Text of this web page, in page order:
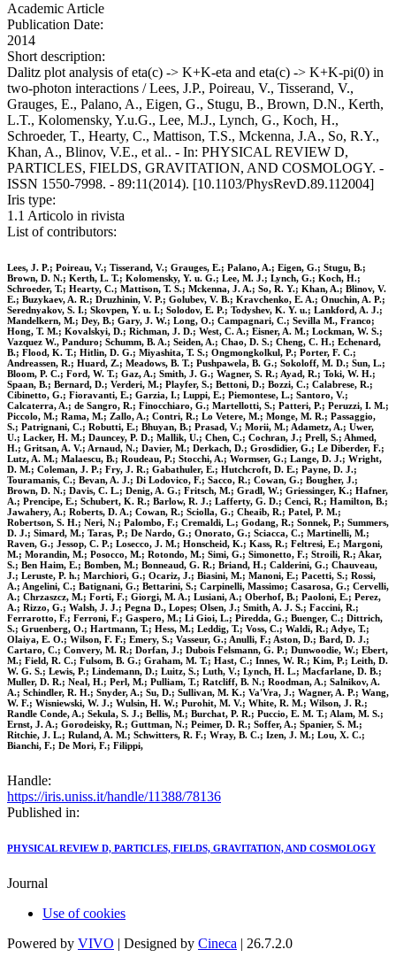
Academic Article
Publication Date:
2014
Short description:
Dalitz plot analysis of eta(c) -> K+K-eta and eta(c) -> K+K-pi(0) in
two-photon interactions / Lees, J.P., Poireau, V., Tisserand, V.,
Grauges, E., Palano, A., Eigen, G., Stugu, B., Brown, D.N., Kerth,
L.T., Kolomensky, Y.u.G., Lee, M.J., Lynch, G., Koch, H.,
Schroeder, T., Hearty, C., Mattison, T.S., Mckenna, J.A., So, R.Y.,
Khan, A., Blinov, V.E., et al.. - In: PHYSICAL REVIEW D,
PARTICLES, FIELDS, GRAVITATION, AND COSMOLOGY. -
ISSN 1550-7998. - 89:11(2014). [10.1103/PhysRevD.89.112004]
Iris type:
1.1 Articolo in rivista
List of contributors:
Lees, J. P.; Poireau, V.; Tisserand, V.; Grauges, E.; Palano, A.; Eigen, G.; Stugu, B.;
Brown, D. N.; Kerth, L. T.; Kolomensky, Y. u. G.; Lee, M. J.; Lynch, G.; Koch, H.;
Schroeder, T.; Hearty, C.; Mattison, T. S.; Mckenna, J. A.; So, R. Y.; Khan, A.; Blinov, V.
E.; Buzykaev, A. R.; Druzhinin, V. P.; Golubev, V. B.; Kravchenko, E. A.; Onuchin, A. P.;
Serednyakov, S. I.; Skovpen, Y. u. I.; Solodov, E. P.; Todyshev, K. Y. u.; Lankford, A. J.;
Mandelkern, M.; Dey, B.; Gary, J. W.; Long, O.; Campagnari, C.; Sevilla M., Franco;
Hong, T. M.; Kovalskyi, D.; Richman, J. D.; West, C. A.; Eisner, A. M.; Lockman, W. S.;
Vazquez W., Panduro; Schumm, B. A.; Seiden, A.; Chao, D. S.; Cheng, C. H.; Echenard,
B.; Flood, K. T.; Hitlin, D. G.; Miyashita, T. S.; Ongmongkolkul, P.; Porter, F. C.;
Andreassen, R.; Huard, Z.; Meadows, B. T.; Pushpawela, B. G.; Sokoloff, M. D.; Sun, L.;
Bloom, P. C.; Ford, W. T.; Gaz, A.; Smith, J. G.; Wagner, S. R.; Ayad, R.; Toki, W. H.;
Spaan, B.; Bernard, D.; Verderi, M.; Playfer, S.; Bettoni, D.; Bozzi, C.; Calabrese, R.;
Cibinetto, G.; Fioravanti, E.; Garzia, I.; Luppi, E.; Piemontese, L.; Santoro, V.;
Calcaterra, A.; de Sangro, R.; Finocchiaro, G.; Martellotti, S.; Patteri, P.; Peruzzi, I. M.;
Piccolo, M.; Rama, M.; Zallo, A.; Contri, R.; Lo Vetere, M.; Monge, M. R.; Passaggio,
S.; Patrignani, C.; Robutti, E.; Bhuyan, B.; Prasad, V.; Morii, M.; Adametz, A.; Uwer,
U.; Lacker, H. M.; Dauncey, P. D.; Mallik, U.; Chen, C.; Cochran, J.; Prell, S.; Ahmed,
H.; Gritsan, A. V.; Arnaud, N.; Davier, M.; Derkach, D.; Grosdidier, G.; Le Diberder, F.;
Lutz, A. M.; Malaescu, B.; Roudeau, P.; Stocchi, A.; Wormser, G.; Lange, D. J.; Wright,
D. M.; Coleman, J. P.; Fry, J. R.; Gabathuler, E.; Hutchcroft, D. E.; Payne, D. J.;
Touramanis, C.; Bevan, A. J.; Di Lodovico, F.; Sacco, R.; Cowan, G.; Bougher, J.;
Brown, D. N.; Davis, C. L.; Denig, A. G.; Fritsch, M.; Gradl, W.; Griessinger, K.; Hafner,
A.; Prencipe, E.; Schubert, K. R.; Barlow, R. J.; Lafferty, G. D.; Cenci, R.; Hamilton, B.;
Jawahery, A.; Roberts, D. A.; Cowan, R.; Sciolla, G.; Cheaib, R.; Patel, P. M.;
Robertson, S. H.; Neri, N.; Palombo, F.; Cremaldi, L.; Godang, R.; Sonnek, P.; Summers,
D. J.; Simard, M.; Taras, P.; De Nardo, G.; Onorato, G.; Sciacca, C.; Martinelli, M.;
Raven, G.; Jessop, C. P.; Losecco, J. M.; Honscheid, K.; Kass, R.; Feltresi, E.; Margoni,
M.; Morandin, M.; Posocco, M.; Rotondo, M.; Simi, G.; Simonetto, F.; Stroili, R.; Akar,
S.; Ben Haim, E.; Bomben, M.; Bonneaud, G. R.; Briand, H.; Calderini, G.; Chauveau,
J.; Leruste, P. h.; Marchiori, G.; Ocariz, J.; Biasini, M.; Manoni, E.; Pacetti, S.; Rossi,
A.; Angelini, C.; Batignani, G.; Bettarini, S.; Carpinelli, Massimo; Casarosa, G.; Cervelli,
A.; Chrzaszcz, M.; Forti, F.; Giorgi, M. A.; Lusiani, A.; Oberhof, B.; Paoloni, E.; Perez,
A.; Rizzo, G.; Walsh, J. J.; Pegna D., Lopes; Olsen, J.; Smith, A. J. S.; Faccini, R.;
Ferrarotto, F.; Ferroni, F.; Gaspero, M.; Li Gioi, L.; Piredda, G.; Buenger, C.; Dittrich,
S.; Gruenberg, O.; Hartmann, T.; Hess, M.; Leddig, T.; Voss, C.; Waldi, R.; Adye, T.;
Olaiya, E. O.; Wilson, F. F.; Emery, S.; Vasseur, G.; Anulli, F.; Aston, D.; Bard, D. J.;
Cartaro, C.; Convery, M. R.; Dorfan, J.; Dubois Felsmann, G. P.; Dunwoodie, W.; Ebert,
M.; Field, R. C.; Fulsom, B. G.; Graham, M. T.; Hast, C.; Innes, W. R.; Kim, P.; Leith, D.
W. G. S.; Lewis, P.; Lindemann, D.; Luitz, S.; Luth, V.; Lynch, H. L.; Macfarlane, D. B.;
Muller, D. R.; Neal, H.; Perl, M.; Pulliam, T.; Ratcliff, B. N.; Roodman, A.; Salnikov, A.
A.; Schindler, R. H.; Snyder, A.; Su, D.; Sullivan, M. K.; Va'Vra, J.; Wagner, A. P.; Wang,
W. F.; Wisniewski, W. J.; Wulsin, H. W.; Purohit, M. V.; White, R. M.; Wilson, J. R.;
Randle Conde, A.; Sekula, S. J.; Bellis, M.; Burchat, P. R.; Puccio, E. M. T.; Alam, M. S.;
Ernst, J. A.; Gorodeisky, R.; Guttman, N.; Peimer, D. R.; Soffer, A.; Spanier, S. M.;
Ritchie, J. L.; Ruland, A. M.; Schwitters, R. F.; Wray, B. C.; Izen, J. M.; Lou, X. C.;
Bianchi, F.; De Mori, F.; Filippi,
Handle:
https://iris.uniss.it/handle/11388/78136
Published in:
PHYSICAL REVIEW D, PARTICLES, FIELDS, GRAVITATION, AND COSMOLOGY
Journal
Use of cookies
Powered by VIVO | Designed by Cineca | 26.7.2.0